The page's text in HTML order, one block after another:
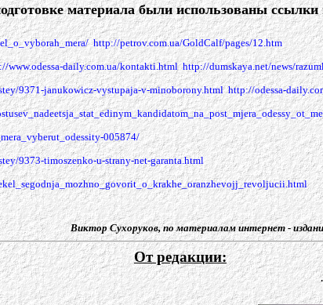
материала были использованы ссылки
http://petrov.com.ua/GoldCalf/pages/12.htm
www.odessa-daily.com.ua/kontakti.html http://dumskaya.net/news/
9371-janukowicz-vystupaja-v-minoborony.html http://odessa-
005874/
9373-timoszenko-u-strany-net-garanta.html
Виктор Сухоруков, по материалам интернет -
От редакции: